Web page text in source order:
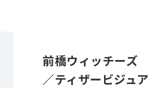
前橋ウィッチーズ
／ティザービジュ